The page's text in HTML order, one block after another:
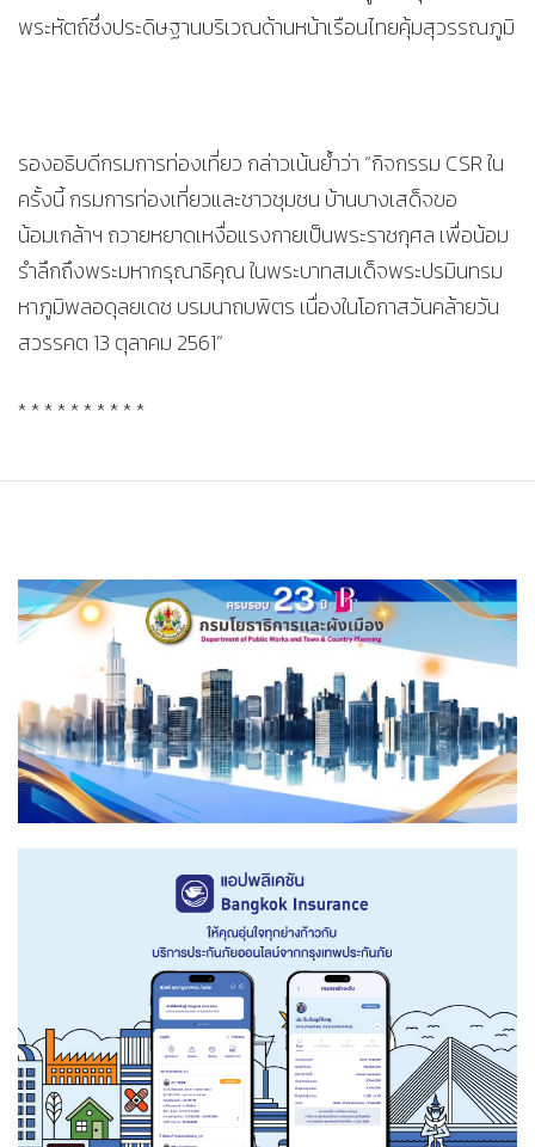
พระหัตถ์ซึ่งประดิษฐานบริเวณด้านหน้าเรือนไทยคุ้มสุวรรณภูมิ
รองอธิบดีกรมการท่องเที่ยว กล่าวเน้นย้ำว่า “กิจกรรม CSR ใน
ครั้งนี้ กรมการท่องเที่ยวและชาวชุมชน บ้านบางเสด็จขอ
น้อมเกล้าฯ ถวายหยาดเหงื่อแรงกายเป็นพระราชกุศล เพื่อน้อม
รำลึกถึงพระมหากรุณาธิคุณ ในพระบาทสมเด็จพระปรมินทรม
หาภูมิพลอดุลยเดช บรมนาถบพิตร เนื่องในโอกาสวันคล้ายวัน
สวรรคต 13 ตุลาคม 2561”
* * * * * * * * * *